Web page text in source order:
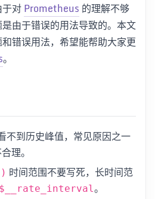
对Prometheus 的理解不够
由于错误的用法导致的。本文
错误用法，希望能帮助大家更
。
不到历史峰值，常见原因之一
理。
时间范围不要写死，长时间范
$__rate_interval 。